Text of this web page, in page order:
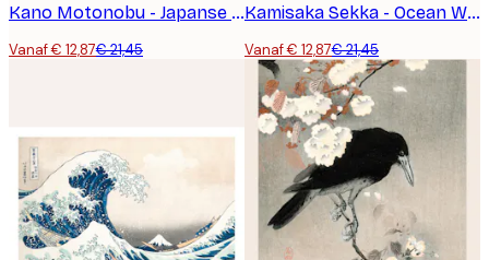
Kano Motonobu - Japanse Kraanvogel Poster
Vanaf € 12,87€ 21,45
Kamisaka Sekka - Ocean Waves From Momoyogusa Poster
Vanaf € 12,87€ 21,45